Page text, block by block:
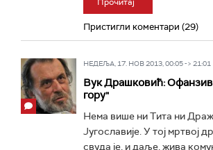
Пристигли коментари (29)
НЕДЕЉА, 17. НОВ 2013, 00:05 -> 21:01
Вук Драшковић:
гору"
Нема више ни Тита ни
Југославије. У тој мртвој
свуда је, и даље, жива